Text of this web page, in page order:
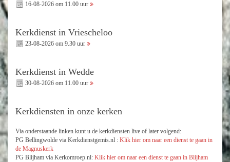
16-08-2026 om 11.00 uur
Kerkdienst in Vriescheloo
23-08-2026 om 9.30 uur
Kerkdienst in Wedde
30-08-2026 om 11.00 uur
Kerkdiensten in onze kerken
Via onderstaande linken kunt u de kerkdiensten live of later volgend:
PG Bellingwolde via Kerkdienstgemis.nl : Klik hier om naar een dienst te gaan in
de Magnuskerk
PG Blijham via Kerkomroep.nl: Klik hier om naar een dienst te gaan in Blijham